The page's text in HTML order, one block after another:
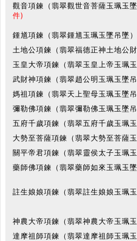
觀音項鍊（翡翠觀世音菩薩玉珮玉墜
件)
鍾馗項鍊（翡翠鍾馗玉珮玉墜吊墜）
土地公項鍊（翡翠福德正神土地公財
玉皇大帝項鍊（翡翠玉皇上帝玉珮玉
武財神項鍊（翡翠趙公明玉珮玉墜吊
媽祖項鍊（翡翠天上聖母玉珮玉墜吊
彌勒佛項鍊（翡翠彌勒佛玉珮玉墜吊
五府千歲項鍊（翡翠五府千歲玉珮玉
大勢至菩薩項鍊（翡翠大勢至菩薩玉
關平帝君項鍊（翡翠靈侯太子玉珮玉
藥師佛項鍊（翡翠藥師如來玉珮玉墜
註生娘娘項鍊（翡翠註生娘娘玉珮玉
神農大帝項鍊（翡翠神農大帝玉珮玉
達摩祖師項鍊（翡翠達摩祖師玉珮玉